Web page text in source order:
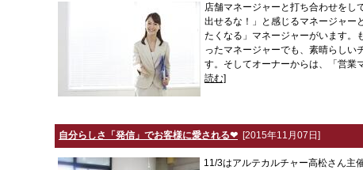
店舗マネージャーと打ち合わせをし
出せるな！」と感じるマネージャー
たくなる」マネージャーがいます。
ったマネージャーでも、素晴らしい
す。そしてオーナーからは、「営業
読む]
自分らしさ「発信」でお客様に愛される❤ [2015年11月07日]
11/3はアルテカルチャー高松さん主